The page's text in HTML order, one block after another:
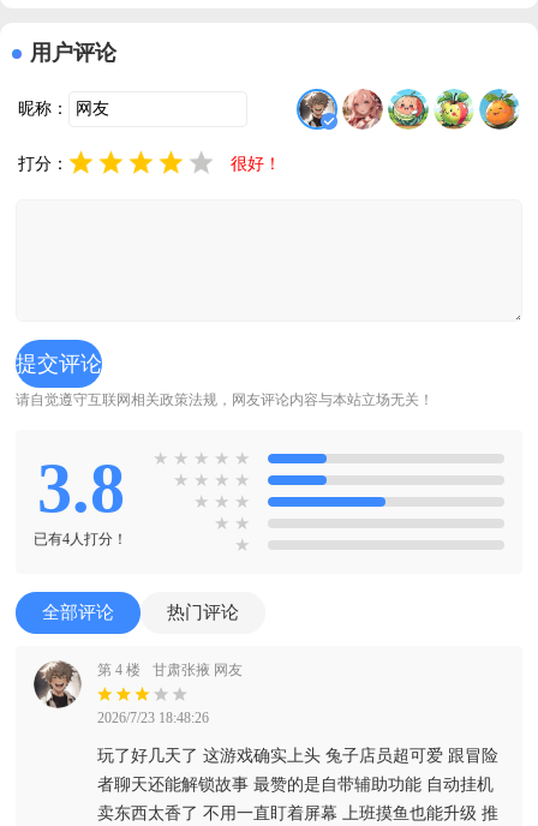
文版
手机版
版
用户评论
昵称：
打分： 很好！
请自觉遵守互联网相关政策法规，网友评论内容与本站立场无关！
3.8
已有4人打分！
★ ★ ★ ★ ★
★ ★ ★ ★
★ ★ ★
★ ★
★
全部评论 热门评论
第 4 楼 甘肃张掖 网友
2026/7/23 18:48:26
玩了好几天了 这游戏确实上头 兔子店员超可爱 跟冒险
者聊天还能解锁故事 最赞的是自带辅助功能 自动挂机
卖东西太香了 不用一直盯着屏幕 上班摸鱼也能升级 推